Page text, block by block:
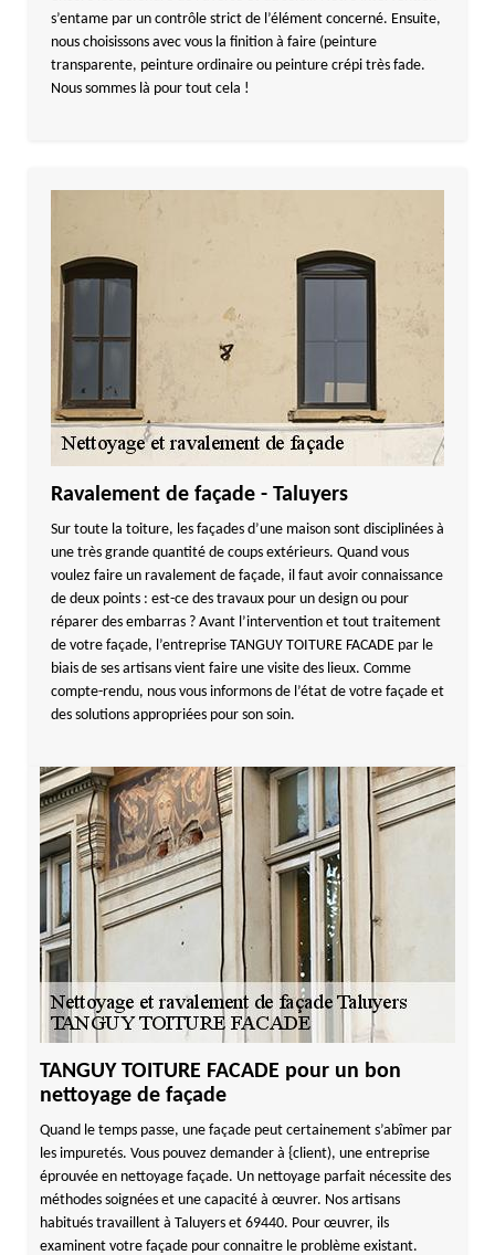
s’entame par un contrôle strict de l’élément concerné. Ensuite,
nous choisissons avec vous la finition à faire (peinture
transparente, peinture ordinaire ou peinture crépi très fade.
Nous sommes là pour tout cela !
Ravalement de façade - Taluyers
Sur toute la toiture, les façades d’une maison sont disciplinées à
une très grande quantité de coups extérieurs. Quand vous
voulez faire un ravalement de façade, il faut avoir connaissance
de deux points : est-ce des travaux pour un design ou pour
réparer des embarras ? Avant l’intervention et tout traitement
de votre façade, l’entreprise TANGUY TOITURE FACADE par le
biais de ses artisans vient faire une visite des lieux. Comme
compte-rendu, nous vous informons de l’état de votre façade et
des solutions appropriées pour son soin.
TANGUY TOITURE FACADE pour un bon
nettoyage de façade
Quand le temps passe, une façade peut certainement s’abîmer par
les impuretés. Vous pouvez demander à {client), une entreprise
éprouvée en nettoyage façade. Un nettoyage parfait nécessite des
méthodes soignées et une capacité à œuvrer. Nos artisans
habitués travaillent à Taluyers et 69440. Pour œuvrer, ils
examinent votre façade pour connaitre le problème existant.